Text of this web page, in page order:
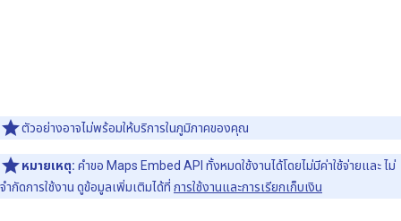
ตัวอย่างอาจไม่พร้อมให้บริการในภูมิภาคของคุณ
หมายเหตุ: คำขอ Maps Embed API ทั้งหมดใช้งานได้โดยไม่มีค่าใช้จ่ายและ ไม่
จำกัดการใช้งาน ดูข้อมูลเพิ่มเติมได้ที่ การใช้งานและการเรียกเก็บเงิน